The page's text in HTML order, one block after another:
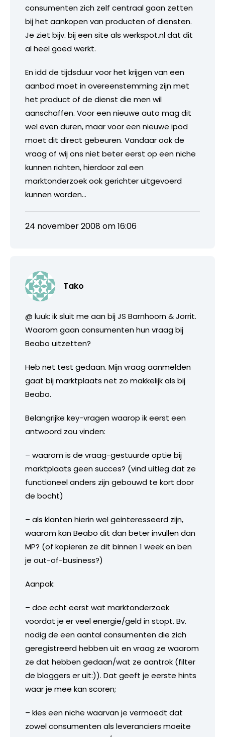
consumenten zich zelf centraal gaan zetten
bij het aankopen van producten of diensten.
Je ziet bijv. bij een site als werkspot.nl dat dit
al heel goed werkt.
En idd de tijdsduur voor het krijgen van een
aanbod moet in overeenstemming zijn met
het product of de dienst die men wil
aanschaffen. Voor een nieuwe auto mag dit
wel even duren, maar voor een nieuwe ipod
moet dit direct gebeuren. Vandaar ook de
vraag of wij ons niet beter eerst op een niche
kunnen richten, hierdoor zal een
marktonderzoek ook gerichter uitgevoerd
kunnen worden…
24 november 2008 om 16:06
Tako
@ luuk: ik sluit me aan bij JS Barnhoorn & Jorrit.
Waarom gaan consumenten hun vraag bij
Beabo uitzetten?
Heb net test gedaan. Mijn vraag aanmelden
gaat bij marktplaats net zo makkelijk als bij
Beabo.
Belangrijke key-vragen waarop ik eerst een
antwoord zou vinden:
– waarom is de vraag-gestuurde optie bij
marktplaats geen succes? (vind uitleg dat ze
functioneel anders zijn gebouwd te kort door
de bocht)
– als klanten hierin wel geinteresseerd zijn,
waarom kan Beabo dit dan beter invullen dan
MP? (of kopieren ze dit binnen 1 week en ben
je out-of-business?)
Aanpak:
– doe echt eerst wat marktonderzoek
voordat je er veel energie/geld in stopt. Bv.
nodig de een aantal consumenten die zich
geregistreerd hebben uit en vraag ze waarom
ze dat hebben gedaan/wat ze aantrok (filter
de bloggers er uit:)). Dat geeft je eerste hints
waar je mee kan scoren;
– kies een niche waarvan je vermoedt dat
zowel consumenten als leveranciers moeite